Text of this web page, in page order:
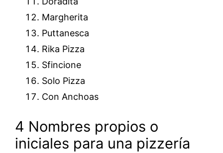
Margherita
Puttanesca
Rika Pizza
Sfincione
Solo Pizza
Con Anchoas
4 Nombres propios o
iniciales para una pizzería